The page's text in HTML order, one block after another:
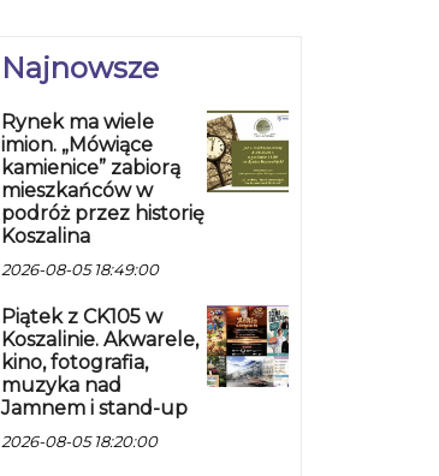
Najnowsze
Rynek ma wiele
imion. „Mówiące
kamienice” zabiorą
mieszkańców w
podróż przez historię
Koszalina
2026-08-05 18:49:00
Piątek z CK105 w
Koszalinie. Akwarele,
kino, fotografia,
muzyka nad
Jamnem i stand-up
2026-08-05 18:20:00